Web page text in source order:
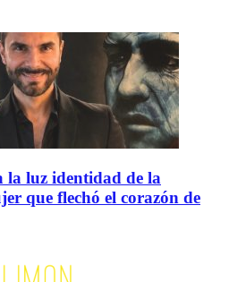
la luz identidad de la
que flechó el corazón de